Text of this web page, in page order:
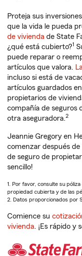
Proteja sus
que la vida le pueda
de vivienda de State
¿qué está cubierto?1
puede reparar o
artículos que valora.
incluso si está de
artículos guardados
propietarios de
compañía de seguros
otra aseguradora.2
Jeannie Gregory en
comenzar después
de seguro de
sencillo!
1. Por favor, consulte su
propiedad cubierta y de las
2. Datos proporcionados por
Comience su
vivienda. ¡Es rápido y